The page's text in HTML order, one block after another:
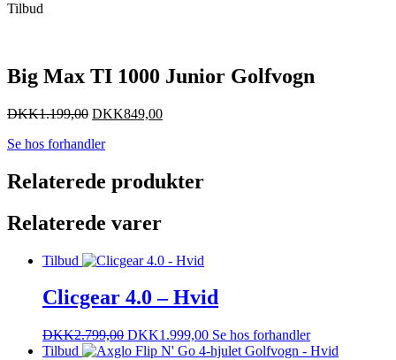
Tilbud
Big Max TI 1000 Junior Golfvogn
DKK1.199,00 DKK849,00
Se hos forhandler
Relaterede produkter
Relaterede varer
Tilbud
Clicgear 4.0 – Hvid
DKK2.799,00 DKK1.999,00 Se hos forhandler
Tilbud